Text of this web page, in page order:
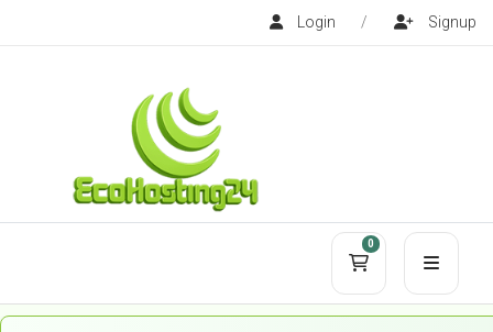
Login / Signup
0
Mein